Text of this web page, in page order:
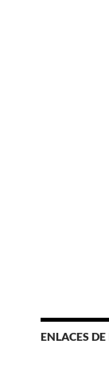
ENLACES DE